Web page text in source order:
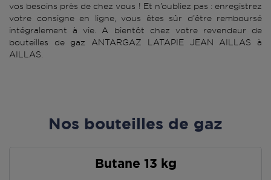
vos besoins près de chez vous ! Et n’oubliez pas : enregistrez
votre consigne en ligne, vous êtes sûr d’être remboursé
intégralement à vie. A bientôt chez votre revendeur de
bouteilles de gaz ANTARGAZ LATAPIE JEAN AILLAS à
AILLAS.
Nos bouteilles de gaz
Butane 13 kg